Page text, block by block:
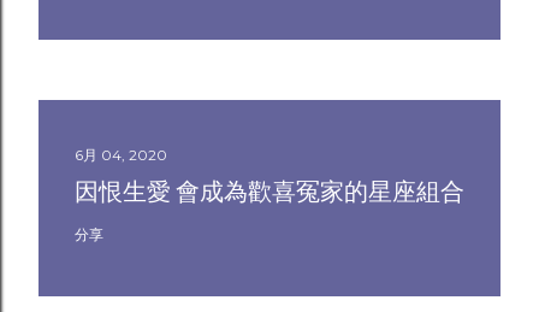
6月 04, 2020
因恨生愛 會成為歡喜冤家的星座組合
分享